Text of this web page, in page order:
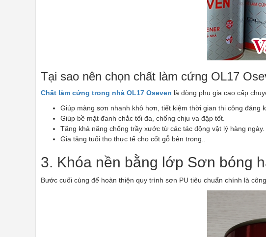
Tại sao nên chọn chất làm cứng OL17
Chất làm cứng trong nhà OL17 Oseven là dòng phụ gia cao cấp
Giúp màng sơn nhanh khô hơn, tiết kiệm thời gian thi công đáng
Giúp bề mặt đanh chắc tối đa, chống chịu va đập tốt.
Tăng khả năng chống trầy xước từ các tác động vật lý hàng ngày.
Gia tăng tuổi thọ thực tế cho cốt gỗ bên trong..
3. Khóa nền bằng lớp Sơn bóng
Bước cuối cùng để hoàn thiện quy trình sơn PU tiêu chuẩn chính là